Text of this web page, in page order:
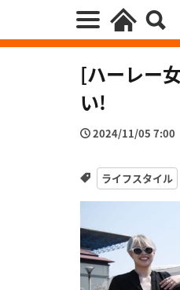
[ハーレー
い!
2024/11/05 7:00
ライフスタイル